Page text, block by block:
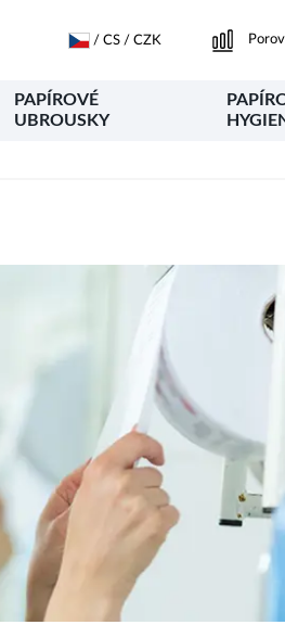
/ CS / CZK
PAPÍROVÉ
UBROUSKY